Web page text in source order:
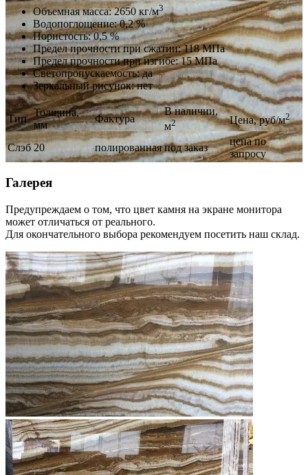
Объемная масса: 2650 кг/м3
Водопоглощение: 0,2 %
Пористость: 0,5 %
Предел прочности при сжатии: 118 МПа
Предел прочности при изгибе: 15 МПа
Светопропускаемость: да
Зеркальный рисунок: нет
Тип
Толщина,
мм
Фактура
В наличии,
м2 Цена, руб/м2
Слэб 20 полированная под заказ
цена по
запросу
Галерея
Предупреждаем о том, что цвет камня на экране монитора
может отличаться от реального.
Для окончательного выбора рекомендуем посетить наш склад.